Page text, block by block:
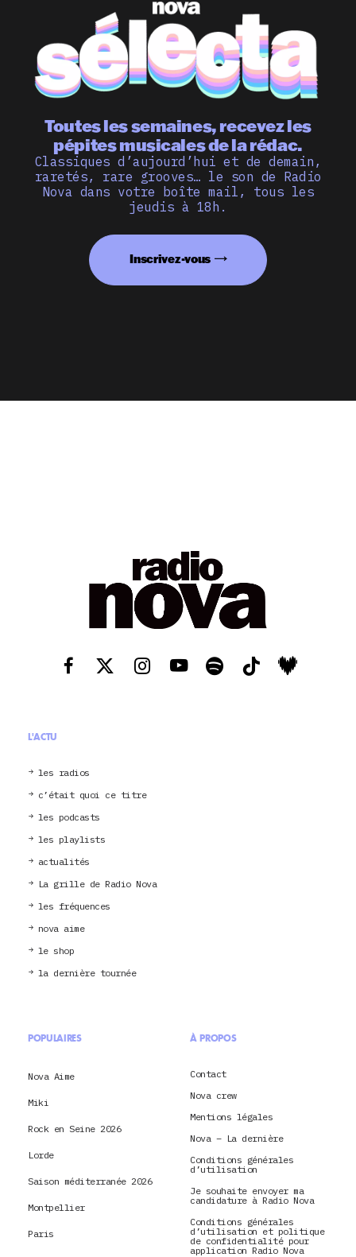
Toutes les semaines, recevez les
pépites musicales de la rédac.
Classiques d’aujourd’hui et de demain,
raretés, rare grooves… le son de Radio
Nova dans votre boîte mail, tous les
jeudis à 18h.
Inscrivez-vous
L'ACTU
les radios
c’était quoi ce titre
les podcasts
les playlists
actualités
La grille de Radio Nova
les fréquences
nova aime
le shop
la dernière tournée
POPULAIRES
Nova Aime
Miki
Rock en Seine 2026
Lorde
Saison méditerranée 2026
Montpellier
Paris
À PROPOS
Contact
Nova crew
Mentions légales
Nova – La dernière
Conditions générales
d’utilisation
Je souhaite envoyer ma
candidature à Radio Nova
Conditions générales
d’utilisation et politique
de confidentialité pour
application Radio Nova